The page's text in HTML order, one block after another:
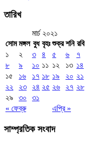
তারিখ
মার্চ ২০২১
সোম মঙ্গল বুধ বৃহঃ শুক্র শনি রবি
« ফেব্রু এপ্রি »
১ ২ ৩ ৪ ৫ ৬
৭
৮
৯ ১০ ১১ ১২ ১৩ ১৪
১৫
১৬ ১৭ ১৮ ১৯ ২০ ২১
২২
২৩ ২৪ ২৫ ২৬ ২৭ ২৮
২৯
৩০ ৩১
সাম্প্রতিক সংবাদ